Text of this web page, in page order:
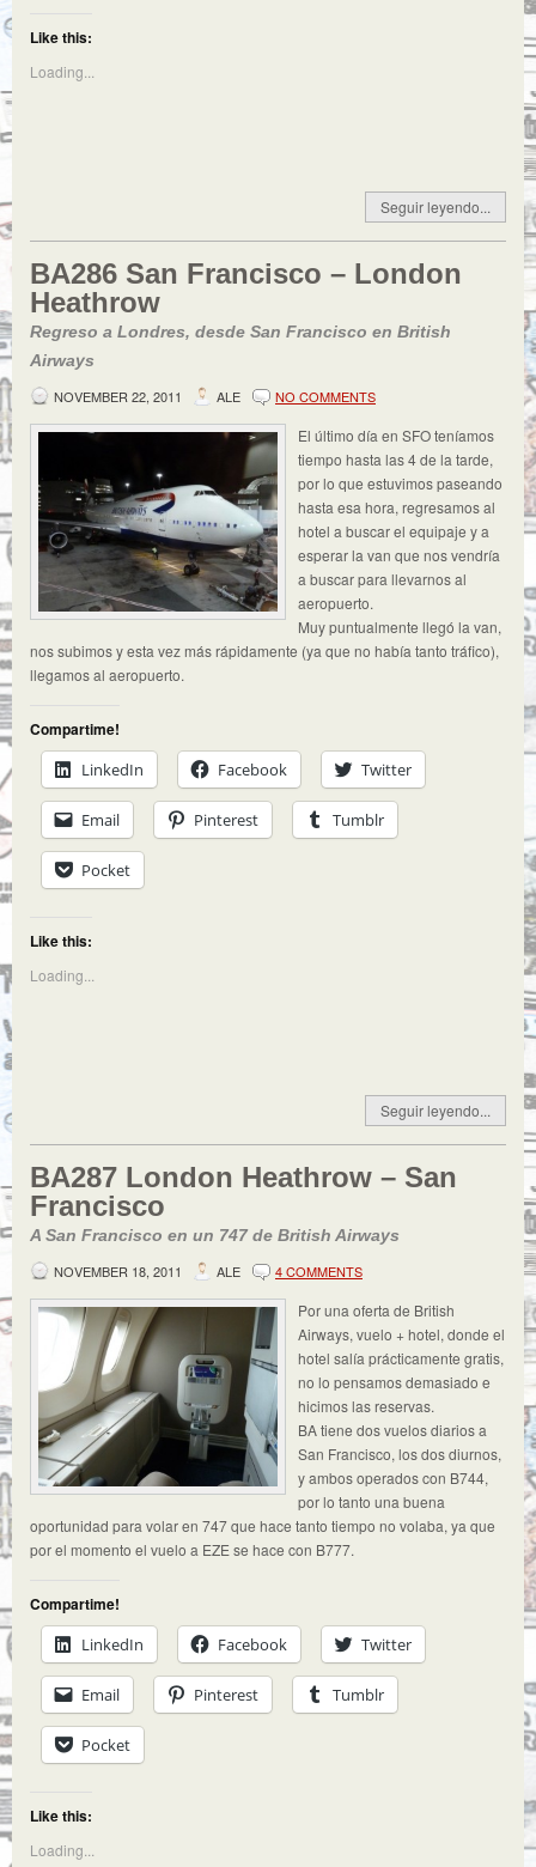
Like this:
Loading...
Seguir leyendo...
BA286 San Francisco – London
Heathrow
Regreso a Londres, desde San Francisco en British
Airways
NOVEMBER 22, 2011
ALE NO COMMENTS
El último día en SFO teníamos
tiempo hasta las 4 de la tarde,
por lo que estuvimos paseando
hasta esa hora, regresamos al
hotel a buscar el equipaje y a
esperar la van que nos vendría
a buscar para llevarnos al
aeropuerto.
Muy puntualmente llegó la van,
nos subimos y esta vez más rápidamente (ya que no había tanto tráfico),
llegamos al aeropuerto.
Compartime!
LinkedIn
Facebook Twitter
Email Pinterest Tumblr
Pocket
Like this:
Loading...
Seguir leyendo...
BA287 London Heathrow – San
Francisco
A San Francisco en un 747 de British Airways
NOVEMBER 18, 2011
ALE 4 COMMENTS
Por una oferta de British
Airways, vuelo + hotel, donde el
hotel salía prácticamente gratis,
no lo pensamos demasiado e
hicimos las reservas.
BA tiene dos vuelos diarios a
San Francisco, los dos diurnos,
y ambos operados con B744,
por lo tanto una buena
oportunidad para volar en 747 que hace tanto tiempo no volaba, ya que
por el momento el vuelo a EZE se hace con B777.
Compartime!
LinkedIn
Facebook Twitter
Email Pinterest Tumblr
Pocket
Like this:
Loading...